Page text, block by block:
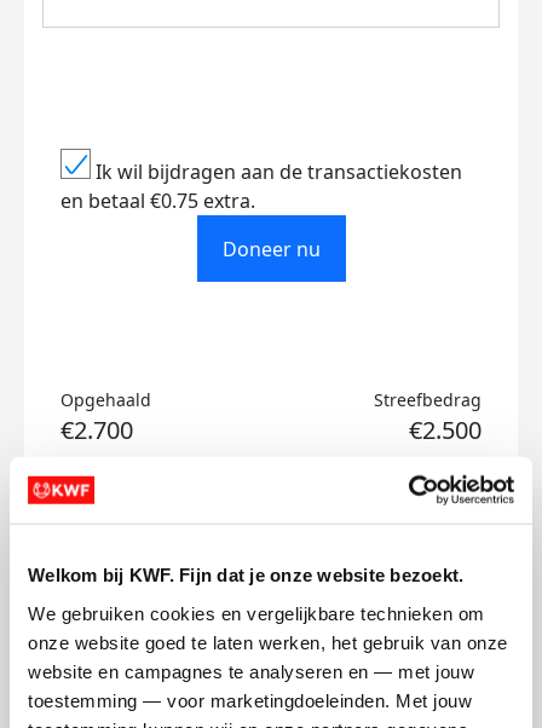
Welkom bij KWF. Fijn dat je onze website bezoekt.
We gebruiken cookies en vergelijkbare technieken om
onze website goed te laten werken, het gebruik van onze
website en campagnes te analyseren en — met jouw
toestemming — voor marketingdoeleinden. Met jouw
Ik wil bijdragen aan de transactiekosten
en betaal €0.75 extra.
Doneer nu
Opgehaald
€2.700
Streefbedrag
€2.500
Doneer
Updates